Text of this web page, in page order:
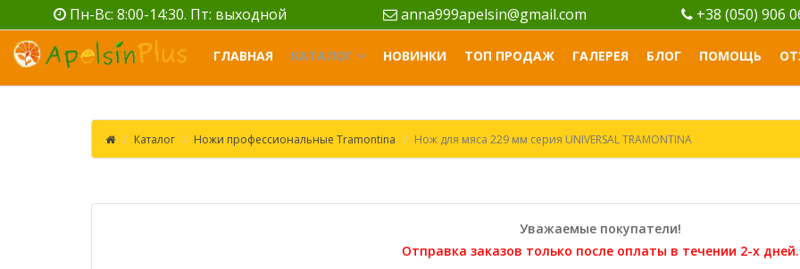
Пн-Вс: 8:00-14:30. Пт: выходной anna999apelsin@gmail.com +38 (050) 906
ГЛАВНАЯ КАТАЛОГ НОВИНКИ ТОП ПРОДАЖ ГАЛЕРЕЯ БЛОГ ПОМОЩЬ
Каталог Ножи профессиональные Tramontina Нож для мяса 229 мм серия UNIVERSAL TRAMONTINA
Уважаемые покупатели!
Отправка заказов только после оплаты в течении 2-х дней.